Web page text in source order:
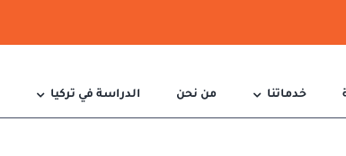
خدماتنا من نحن الدراسة في تركيا